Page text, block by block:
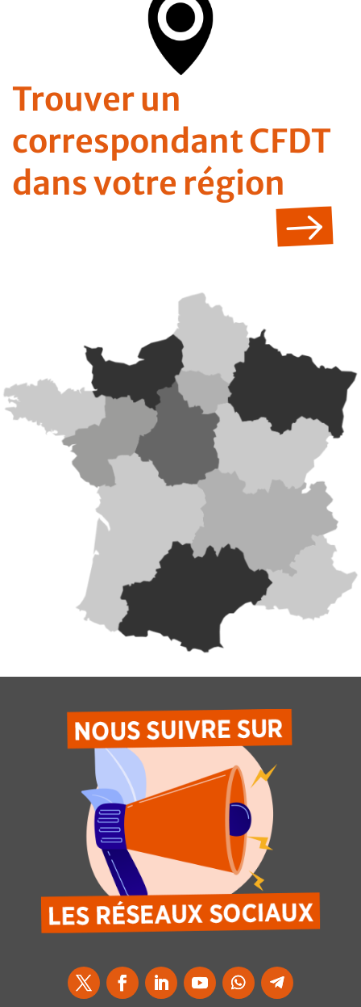
Trouver un
correspondant CFDT
dans votre région